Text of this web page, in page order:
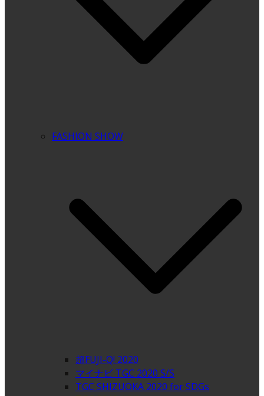
FASHION SHOW
超FUJI-Q! 2020
マイナビ TGC 2020 S/S
TGC SHIZUOKA 2020 for SDGs